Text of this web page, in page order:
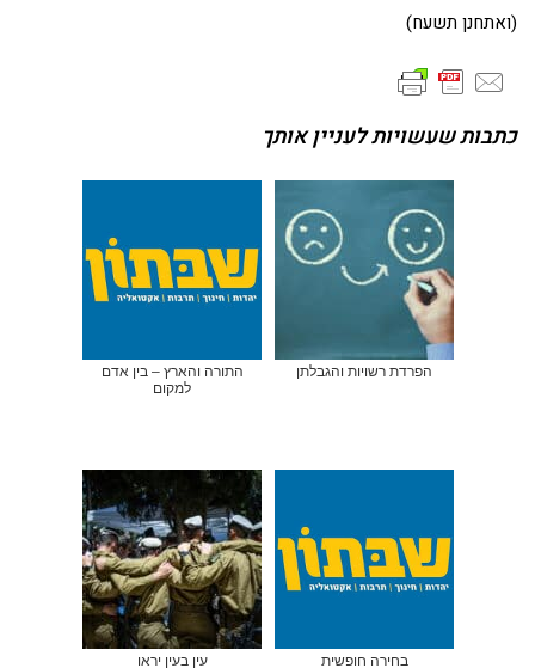
(ואתחנן תשעח)
כתבות שעשויות לעניין אותך
הפרדת רשויות והגבלתן
התורה והארץ – בין אדם
למקום
בחירה חופשית עין בעין יראו